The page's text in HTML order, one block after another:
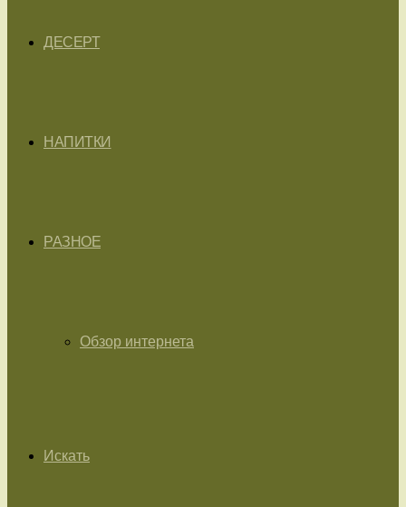
ДЕСЕРТ
НАПИТКИ
РАЗНОЕ
Обзор интернета
Искать